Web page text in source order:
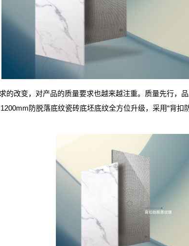
的改变，对产品的质量要求也越来越注重。质量先行，
防脱落底纹瓷砖底坯底纹全方位升级，采用“背